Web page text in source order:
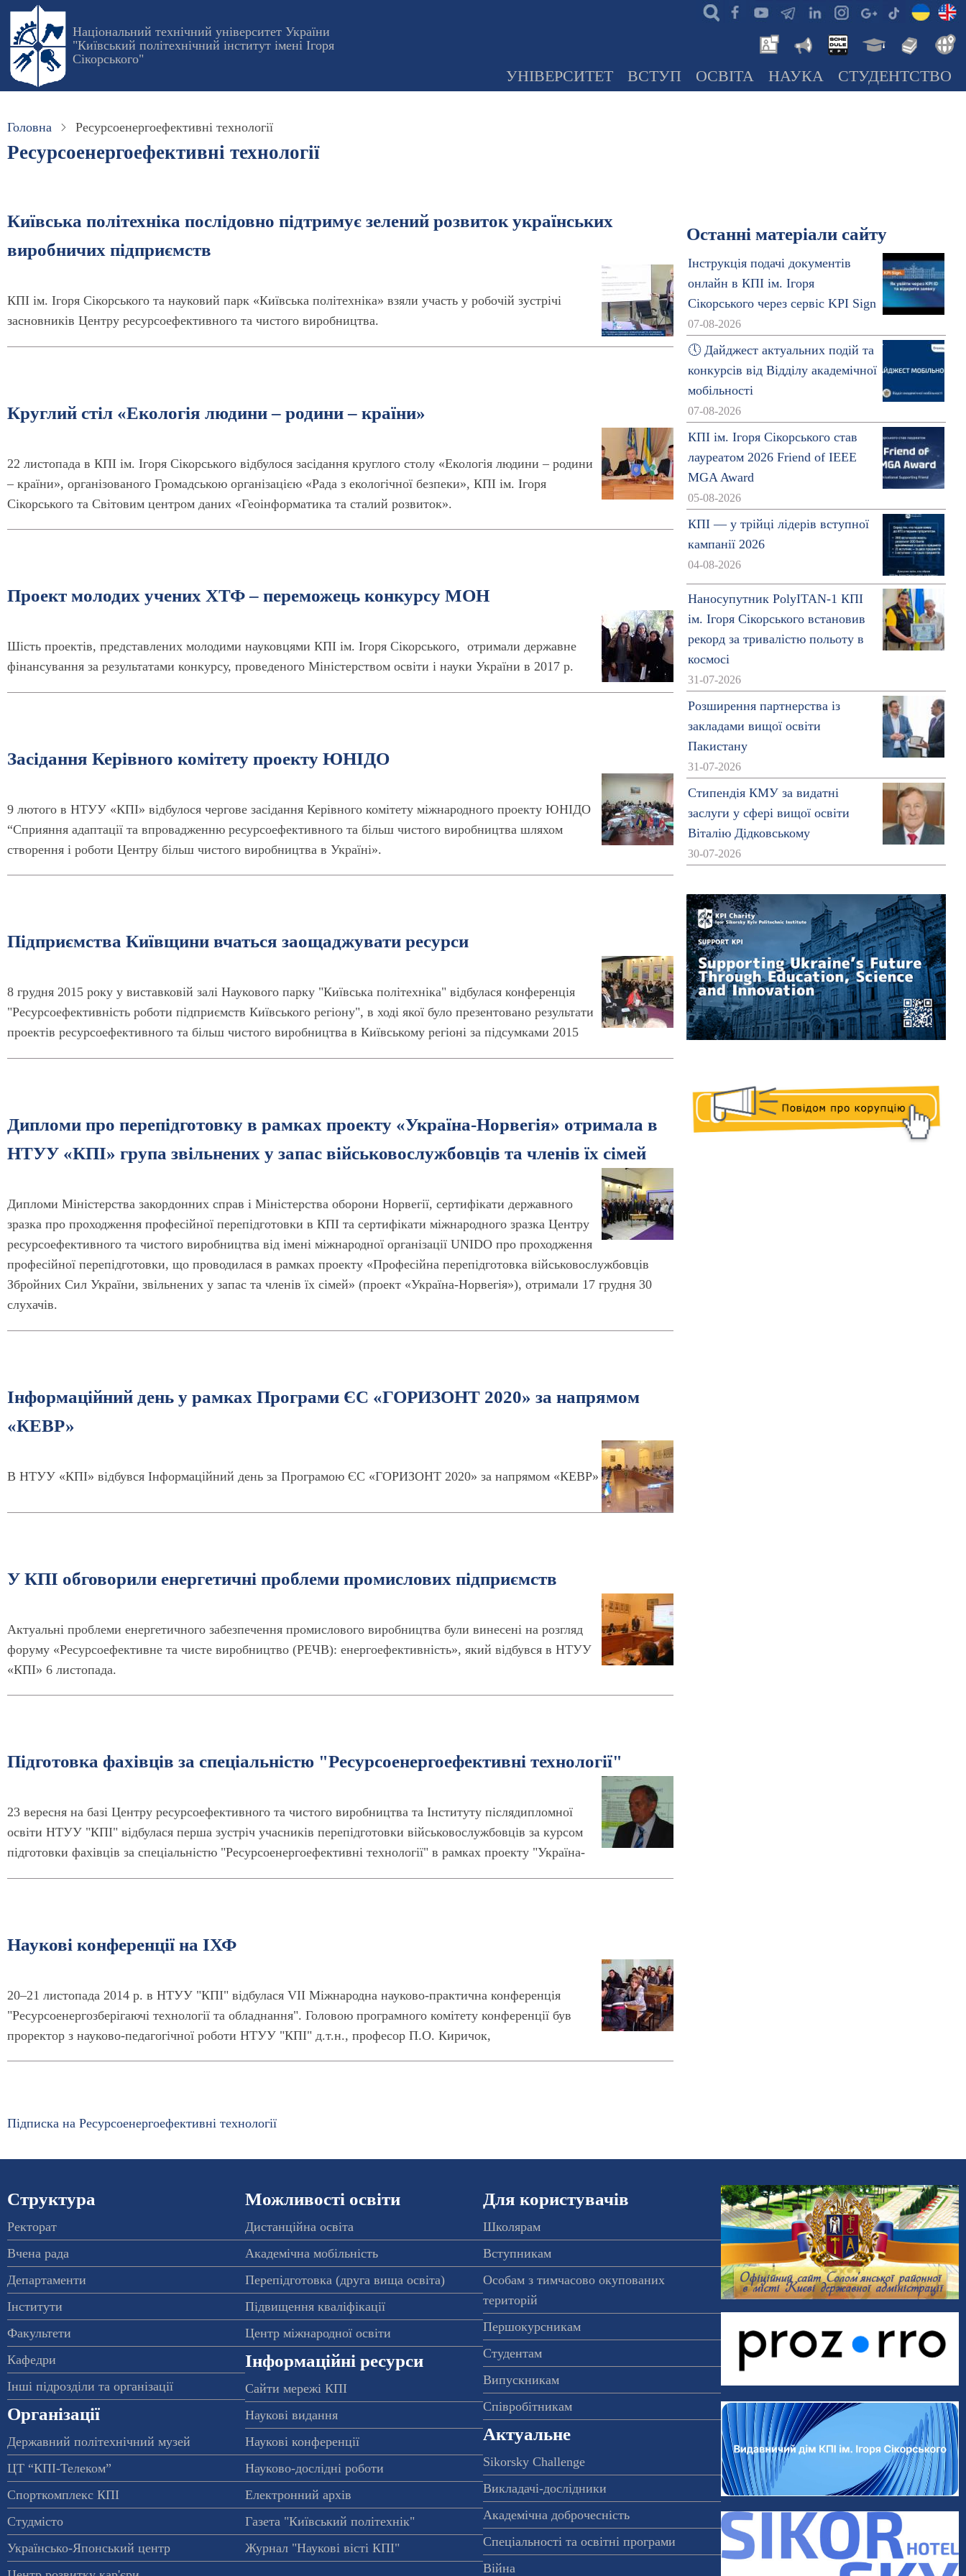
Перейти
основного
вмісту
Національний технічний університет України
"Київський політехнічний інститут імені Ігоря
Сікорського"
УНІВЕРСИТЕТ ВСТУП ОСВІТА НАУКА СТУДЕНТСТВО
Головна Ресурсоенергоефективні технології
Ресурсоенергоефективні технології
Київська політехніка послідовно підтримує зелений розвиток українських
виробничих підприємств
КПІ ім. Ігоря Сікорського та науковий парк «Київська політехніка» взяли участь у робочій зустрічі
засновників Центру ресурсоефективного та чистого виробництва.
Круглий стіл «Екологія людини – родини – країни»
22 листопада в КПІ ім. Ігоря Сікорського відбулося засідання круглого столу «Екологія людини – родини
– країни», організованого Громадською організацією «Рада з екологічної безпеки», КПІ ім. Ігоря
Сікорського та Світовим центром даних «Геоінформатика та сталий розвиток».
Проект молодих учених ХТФ – переможець конкурсу МОН
Шість проектів, представлених молодими науковцями КПІ ім. Ігоря Сікорського, отримали державне
фінансування за результатами конкурсу, проведеного Міністерством освіти і науки України в 2017 р.
Засідання Керівного комітету проекту ЮНІДО
9 лютого в НТУУ «КПІ» відбулося чергове засідання Керівного комітету міжнародного проекту ЮНІДО
“Сприяння адаптації та впровадженню ресурсоефективного та більш чистого виробництва шляхом
створення і роботи Центру більш чистого виробництва в Україні».
Підприємства Київщини вчаться заощаджувати ресурси
8 грудня 2015 року у виставковій залі Наукового парку "Київська політехніка" відбулася конференція
"Ресурсоефективність роботи підприємств Київського регіону", в ході якої було презентовано результати
проектів ресурcоефективного та більш чистого виробництва в Київському регіоні за підсумками 2015
Дипломи про перепідготовку в рамках проекту «Україна-Норвегія» отримала в
НТУУ «КПІ» група звільнених у запас військовослужбовців та членів їх сімей
Дипломи Міністерства закордонних справ і Міністерства оборони Норвегії, сертифікати державного
зразка про проходження професійної перепідготовки в КПІ та сертифікати міжнародного зразка Центру
ресурсоефективного та чистого виробництва від імені міжнародної організації UNIDO про проходження
професійної перепідготовки, що проводилася в рамках проекту «Професійна перепідготовка військовослужбовців
Збройних Сил України, звільнених у запас та членів їх сімей» (проект «Україна-Норвегія»), отримали 17 грудня 30
слухачів.
Інформаційний день у рамках Програми ЄС «ГОРИЗОНТ 2020» за напрямом
«КЕВР»
В НТУУ «КПІ» відбувся Інформаційний день за Програмою ЄС «ГОРИЗОНТ 2020» за напрямом «КЕВР»
У КПІ обговорили енергетичні проблеми промислових підприємств
Актуальні проблеми енергетичного забезпечення промислового виробництва були винесені на розгляд
форуму «Ресурсоефективне та чисте виробництво (РЕЧВ): енергоефективність», який відбувся в НТУУ
«КПІ» 6 листопада.
Підготовка фахівців за спеціальністю "Ресурсоенергоефективні технології"
23 вересня на базі Центру ресурсоефективного та чистого виробництва та Інституту післядипломної
освіти НТУУ "КПІ" відбулася перша зустріч учасників перепідготовки військовослужбовців за курсом
підготовки фахівців за спеціальністю "Ресурсоенергоефективні технології" в рамках проекту "Україна-
Наукові конференції на ІХФ
20–21 листопада 2014 р. в НТУУ "КПІ" відбулася VІІ Міжнародна науково-практична конференція
"Ресурсоенергозберігаючі технології та обладнання". Головою програмного комітету конференції був
проректор з науково-педагогічної роботи НТУУ "КПІ" д.т.н., професор П.О. Киричок,
Підписка на Ресурсоенергоефективні технології
Останні матеріали сайту
Інструкція подачі документів
онлайн в КПІ ім. Ігоря
Сікорського через сервіс KPI Sign
07-08-2026
🕔 Дайджест актуальних подій та
конкурсів від Відділу академічної
мобільності
07-08-2026
КПІ ім. Ігоря Сікорського став
лауреатом 2026 Friend of IEEE
MGA Award
05-08-2026
КПІ — у трійці лідерів вступної
кампанії 2026
04-08-2026
Наносупутник PolyITAN-1 КПІ
ім. Ігоря Сікорського встановив
рекорд за тривалістю польоту в
космосі
31-07-2026
Розширення партнерства із
закладами вищої освіти
Пакистану
31-07-2026
Стипендія КМУ за видатні
заслуги у сфері вищої освіти
Віталію Дідковському
30-07-2026
Структура
Ректорат
Вчена рада
Департаменти
Інститути
Факультети
Кафедри
Інші підрозділи та організації
Організації
Державний політехнічний музей
ЦТ “КПІ-Телеком”
Спорткомплекс КПІ
Студмісто
Українсько-Японський центр
Можливості освіти
Дистанційна освіта
Академічна мобільність
Перепідготовка (друга вища освіта)
Підвищення кваліфікації
Центр міжнародної освіти
Інформаційні ресурси
Сайти мережі КПІ
Наукові видання
Наукові конференції
Науково-дослідні роботи
Електронний архів
Газета "Київський політехнік"
Журнал "Наукові вісті КПІ"
Для користувачів
Школярам
Вступникам
Особам з тимчасово окупованих
територій
Першокурсникам
Студентам
Випускникам
Співробітникам
Актуальне
Sikorsky Challenge
Викладачі-дослідники
Академічна доброчесність
Спеціальності та освітні програми
Війна